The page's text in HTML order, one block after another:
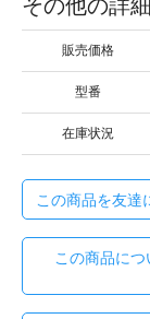
その他の詳
販売価格
型番
在庫状況
この商品を友達
この商品に